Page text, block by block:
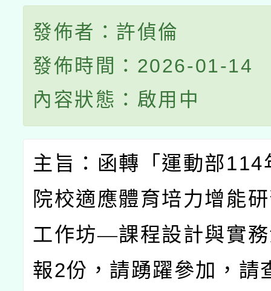
發佈者：許偵倫
發佈時間：2026-01-14
內容狀態：啟用中
主旨：函轉「運動部114
院校適應體育培力增能
工作坊—課程設計與實
報2份，請踴躍參加，請